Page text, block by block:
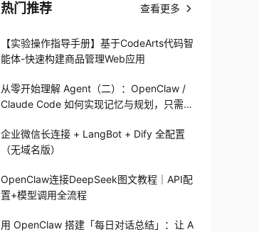
热门推荐 查看更多
【实验操作指导手册】基于CodeArts代码智
能体-快速构建商品管理Web应用
从零开始理解 Agent（二）：OpenClaw /
Claude Code 如何实现记忆与规划，只需1
企业微信长连接 + LangBot + Dify 全配置
（无域名版）
OpenClaw连接DeepSeek图文教程｜API配
置+模型调用全流程
用 OpenClaw 搭建「每日对话总结」：让 A